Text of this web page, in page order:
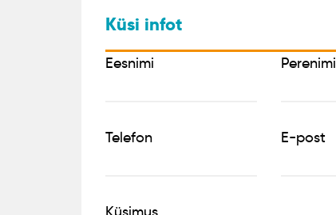
Küsi infot
Eesnimi Perenimi
Telefon E-post